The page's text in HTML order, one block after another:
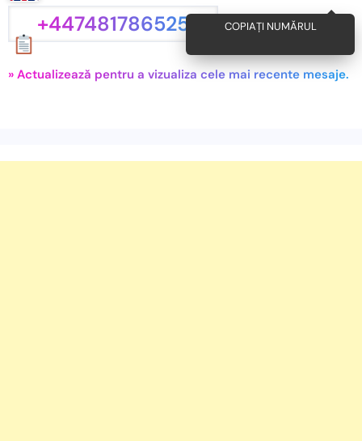
+447481786525 COPIAȚI NUMĂRUL
» Actualizează pentru a vizualiza cele mai recente mesaje.